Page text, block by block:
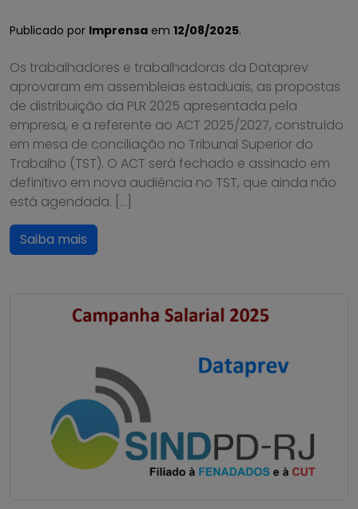
Publicado por Imprensa em 12/08/2025.
Os trabalhadores e trabalhadoras da Dataprev
aprovaram em assembleias estaduais, as propostas
de distribuição da PLR 2025 apresentada pela
empresa, e a referente ao ACT 2025/2027, construído
em mesa de conciliação no Tribunal Superior do
Trabalho (TST). O ACT será fechado e assinado em
definitivo em nova audiência no TST, que ainda não
está agendada. […]
Saiba mais